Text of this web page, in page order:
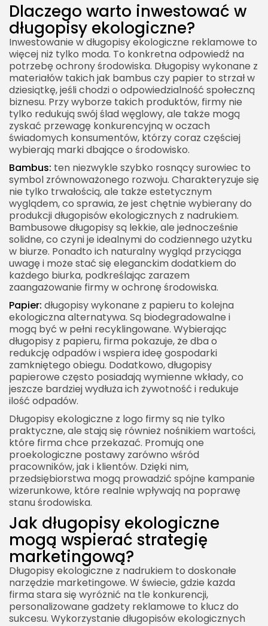
Dlaczego warto inwestować w
długopisy ekologiczne?
Inwestowanie w długopisy ekologiczne reklamowe to
więcej niż tylko moda. To konkretna odpowiedź na
potrzebę ochrony środowiska. Długopisy wykonane z
materiałów takich jak bambus czy papier to strzał w
dziesiątkę, jeśli chodzi o odpowiedzialność społeczną
biznesu. Przy wyborze takich produktów, firmy nie
tylko redukują swój ślad węglowy, ale także mogą
zyskać przewagę konkurencyjną w oczach
świadomych konsumentów, którzy coraz częściej
wybierają marki dbające o środowisko.
Bambus: ten niezwykle szybko rosnący surowiec to
symbol zrównoważonego rozwoju. Charakteryzuje się
nie tylko trwałością, ale także estetycznym
wyglądem, co sprawia, że jest chętnie wybierany do
produkcji długopisów ekologicznych z nadrukiem.
Bambusowe długopisy są lekkie, ale jednocześnie
solidne, co czyni je idealnymi do codziennego użytku
w biurze. Ponadto ich naturalny wygląd przyciąga
uwagę i może stać się eleganckim dodatkiem do
każdego biurka, podkreślając zarazem
zaangażowanie firmy w ochronę środowiska.
Papier: długopisy wykonane z papieru to kolejna
ekologiczna alternatywa. Są biodegradowalne i
mogą być w pełni recyklingowane. Wybierając
długopisy z papieru, firma pokazuje, że dba o
redukcję odpadów i wspiera ideę gospodarki
zamkniętego obiegu. Dodatkowo, długopisy
papierowe często posiadają wymienne wkłady, co
jeszcze bardziej wydłuża ich żywotność i redukuje
ilość odpadów.
Długopisy ekologiczne z logo firmy są nie tylko
praktyczne, ale stają się również nośnikiem wartości,
które firma chce przekazać. Promują one
proekologiczne postawy zarówno wśród
pracowników, jak i klientów. Dzięki nim,
przedsiębiorstwa mogą prowadzić spójne kampanie
wizerunkowe, które realnie wpływają na poprawę
stanu środowiska.
Jak długopisy ekologiczne
mogą wspierać strategię
marketingową?
Długopisy ekologiczne z nadrukiem to doskonałe
narzędzie marketingowe. W świecie, gdzie każda
firma stara się wyróżnić na tle konkurencji,
personalizowane gadżety reklamowe to klucz do
sukcesu. Wykorzystanie długopisów ekologicznych